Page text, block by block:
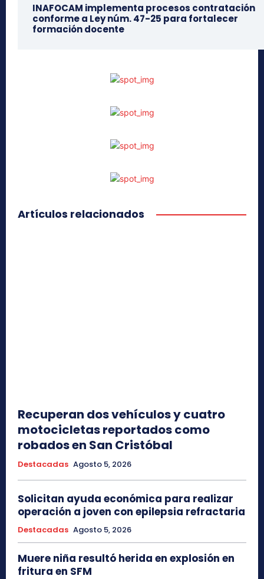
INAFOCAM implementa procesos contratación
conforme a Ley núm. 47-25 para fortalecer
formación docente
Artículos relacionados
Recuperan dos vehículos y cuatro
motocicletas reportados como
robados en San Cristóbal
Destacadas Agosto 5, 2026
Solicitan ayuda económica para realizar
operación a joven con epilepsia refractaria
Destacadas Agosto 5, 2026
Muere niña resultó herida en explosión en
fritura en SFM